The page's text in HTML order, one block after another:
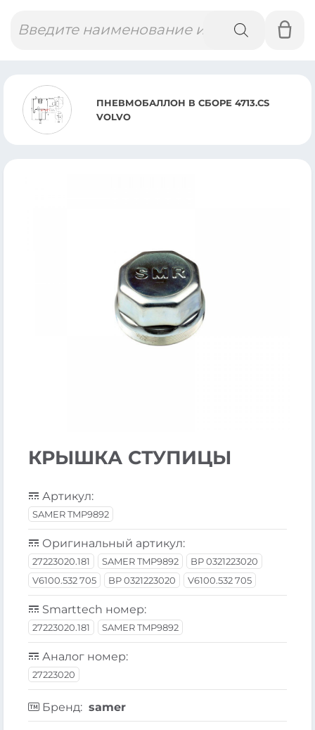
товаров
ПНЕВМОБАЛЛОН В СБОРЕ 4713.СS
VOLVO
КРЫШКА СТУПИЦЫ
Артикул:
SAMER TMP9892
Оригинальный артикул:
27223020.181 SAMER TMP9892
BP 0321223020
V6100.532 705
BP 0321223020 V6100.532 705
Smarttech номер:
27223020.181 SAMER TMP9892
Аналог номер:
27223020
Бренд: samer